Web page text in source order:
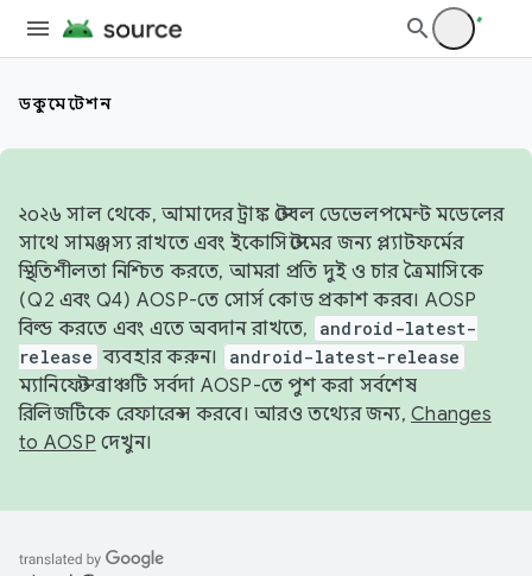
ডকুমেন্টেশন
২০২৬ সাল থেকে, আমাদের ট্রাঙ্ক স্টেবল ডেভেলপমেন্ট মডেলের
সাথে সামঞ্জস্য রাখতে এবং ইকোসিস্টেমের জন্য প্ল্যাটফর্মের
স্থিতিশীলতা নিশ্চিত করতে, আমরা প্রতি দুই ও চার ত্রৈমাসিকে
(Q2 এবং Q4) AOSP-তে সোর্স কোড প্রকাশ করব। AOSP
বিল্ড করতে এবং এতে অবদান রাখতে,
android-latest-
release ব্যবহার করুন। android-latest-release
ম্যানিফেস্ট ব্রাঞ্চটি সর্বদা AOSP-তে পুশ করা সর্বশেষ
রিলিজটিকে রেফারেন্স করবে। আরও তথ্যের জন্য, Changes
to AOSP দেখুন।